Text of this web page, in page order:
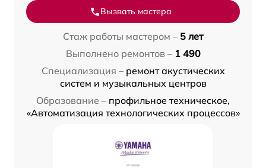
Вызвать мастера
Стаж работы мастером – 5 лет
Выполнено ремонтов – 1 490
Специализация – ремонт акустических
систем и музыкальных центров
Образование – профильное техническое,
«Автоматизация технологических процессов»